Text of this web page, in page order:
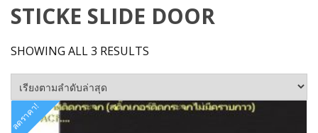
STICKE SLIDE DOOR
SHOWING ALL 3 RESULTS
ลดราคา!